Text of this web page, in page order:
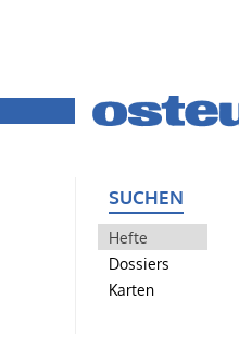
SUCHEN
Hefte
Dossiers
Karten